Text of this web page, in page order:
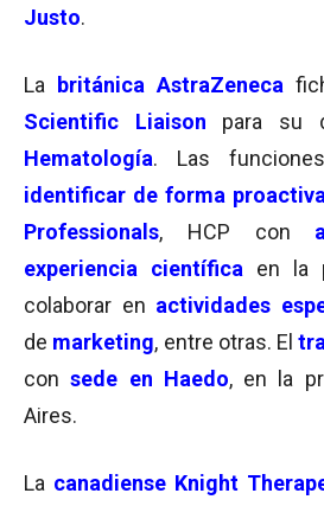
Justo.
La británica AstraZeneca
Scientific Liaison
para su
Hematología. Las
identificar de forma proactiva
Professionals, HCP con
experiencia científica en la
colaborar en actividades
de marketing, entre otras. El
consede en Haedo, en la
Aires.
La canadiense Knight